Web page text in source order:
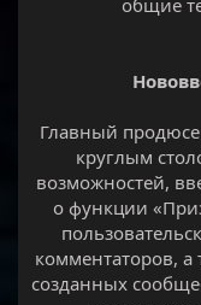
общие
Главный
круглым
возможностей,
о функции
комментаторов, а
созданных